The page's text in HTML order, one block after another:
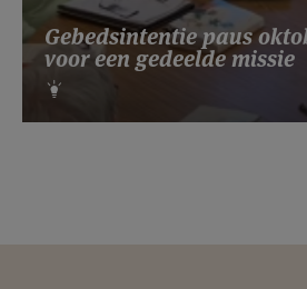
Gebedsintentie paus
voor een gedeelde missie